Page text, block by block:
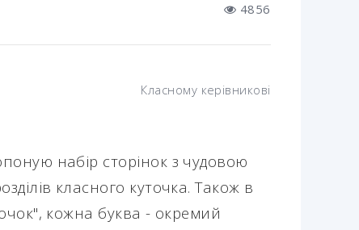
4856
Класному керівникові
набір сторінок з чудовою
класного куточка. Також в
кожна буква - окремий